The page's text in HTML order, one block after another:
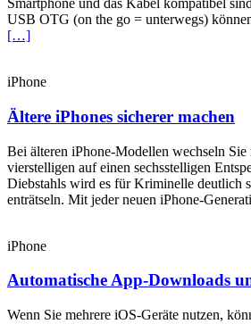
Smartphone und das Kabel kompatibel
USB OTG (on the go = unterwegs)
[…]
iPhone
Ältere iPhones sicherer machen
Bei älteren iPhone-Modellen wechseln
vierstelligen auf einen sechsstelligen
Diebstahls wird es für Kriminelle deutlich
enträtseln. Mit jeder neuen iPhone-
iPhone
Automatische App-Downloads
Wenn Sie mehrere iOS-Geräte nutzen,